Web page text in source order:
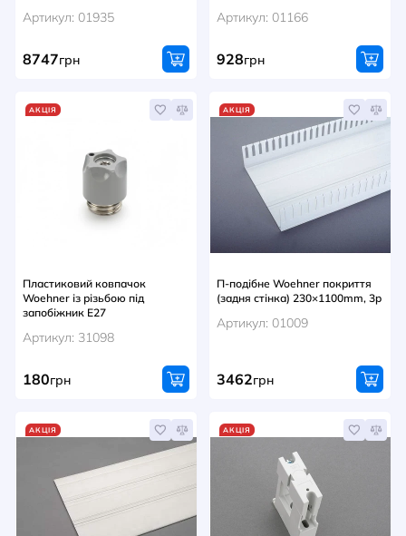
Артикул: 01935
8747грн
Артикул: 01166
928грн
АКЦІЯ
Пластиковий ковпачок
Woehner із різьбою під
запобіжник Е27
Артикул: 31098
180грн
АКЦІЯ
П-подібне Woehner покриття
(задня стінка) 230×1100mm, 3p
Артикул: 01009
3462грн
АКЦІЯ АКЦІЯ